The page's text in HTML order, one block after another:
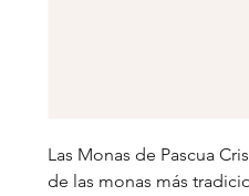
Las Monas de Pascua
de las monas más